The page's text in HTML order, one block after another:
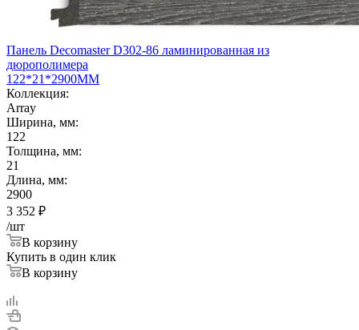
Панель Decomaster D302-86 ламинированная из
дюрополимера
122*21*2900ММ
Коллекция:
Array
Ширина, мм:
122
Толщина, мм:
21
Длина, мм:
2900
3 352 ₽
/шт
В корзину
Купить в один клик
В корзину